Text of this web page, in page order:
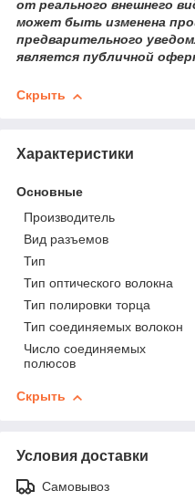
от реального внешнего
может быть изменена
предварительного
является публичной
Скрыть
Характеристики
Основные
Производитель
Вид разъемов
Тип
Тип оптического волокна
Тип полировки торца
Тип соединяемых волокон
Число соединяемых
полюсов
Скрыть
Условия доставки
Самовывоз